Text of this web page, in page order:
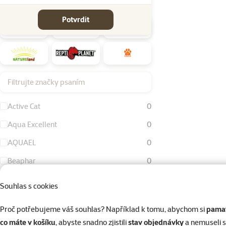
Souhlas s cookies
Proč potřebujeme váš souhlas? Například k tomu, abychom si
co máte v košíku, abyste snadno zjistilistav objednávkya nemuseli
Potvrdit
Filtrujte značky psaním
Active Cat
0
Aqua Excellent
0
AQUAEL
0
Beaphar
0
Eheim